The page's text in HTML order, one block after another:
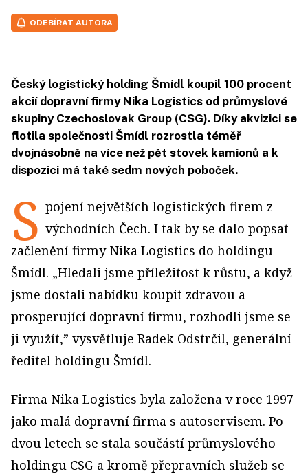
ODEBÍRAT AUTORA
Český logistický holding Šmídl koupil 100 procent
akcií dopravní firmy Nika Logistics od průmyslové
skupiny Czechoslovak Group (CSG). Díky akvizici se
flotila společnosti Šmídl rozrostla téměř
dvojnásobně na více než pět stovek kamionů a k
dispozici má také sedm nových poboček.
S pojení největších logistických firem z
východních Čech. I tak by se dalo popsat
začlenění firmy Nika Logistics do holdingu
Šmídl. „Hledali jsme příležitost k růstu, a když
jsme dostali nabídku koupit zdravou a
prosperující dopravní firmu, rozhodli jsme se
ji využít,” vysvětluje Radek Odstrčil, generální
ředitel holdingu Šmídl.
Firma Nika Logistics byla založena v roce 1997
jako malá dopravní firma s autoservisem. Po
dvou letech se stala součástí průmyslového
holdingu CSG a kromě přepravních služeb se